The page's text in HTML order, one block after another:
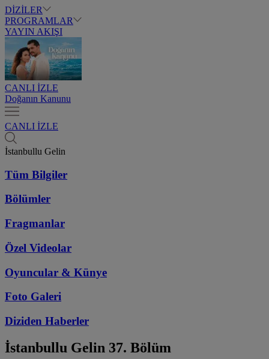
DİZİLER
PROGRAMLAR
YAYIN AKIŞI
CANLI İZLE
Doğanın Kanunu
CANLI İZLE
İstanbullu Gelin
Tüm Bilgiler
Bölümler
Fragmanlar
Özel Videolar
Oyuncular & Künye
Foto Galeri
Diziden Haberler
İstanbullu Gelin 37. Bölüm